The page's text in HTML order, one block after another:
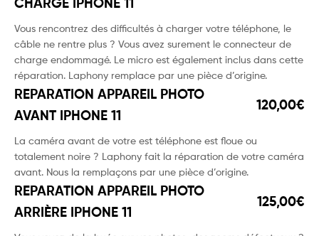
Vous rencontrez des difficultés à charger votre téléphone, le
câble ne rentre plus ? Vous avez surement le connecteur de
charge endommagé. Le micro est également inclus dans cette
réparation. Laphony remplace par une pièce d’origine.
REPARATION APPAREIL PHOTO
AVANT IPHONE 11
120,00€
La caméra avant de votre est téléphone est floue ou
totalement noire ? Laphony fait la réparation de votre caméra
avant. Nous la remplaçons par une pièce d’origine.
REPARATION APPAREIL PHOTO
ARRIÈRE IPHONE 11
125,00€